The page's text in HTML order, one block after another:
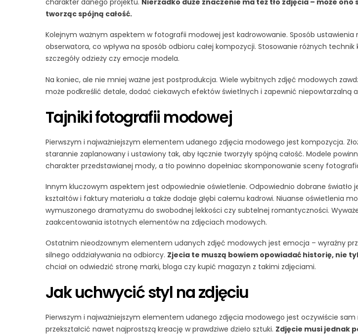
charakter danego projektu. Nierzadko duże znaczenie ma też tło zdjęcia – może
tworząc spójną całość.
Kolejnym ważnym aspektem w fotografii modowej jest kadrowowanie. Sposób
obserwatora, co wpływa na sposób odbioru całej kompozycji. Stosowanie różnych
szczegóły odzieży czy emocje modela.
Na koniec, ale nie mniej ważne jest postprodukcja. Wiele wybitnych zdjęć modowych
może podkreślić detale, dodać ciekawych efektów świetlnych i zapewnić niepowtarzalną
Tajniki fotografii modowej
Pierwszym i najważniejszym elementem udanego zdjęcia modowego jest kompozycja.
starannie zaplanowany i ustawiony tak, aby łącznie tworzyły spójną całość. Modele
charakter przedstawianej mody, a tło powinno dopełniac skomponowanie sceny
Innym kluczowym aspektem jest odpowiednie oświetlenie. Odpowiednio dobrane światło
kształtów i faktury materiału a także dodaje głębi całemu kadrowi. Niuanse oświetlenia
wymuszonego dramatyzmu do swobodnej lekkości czy subtelnej romantyczności.
zaakcentowania istotnych elementów na zdjęciach modowych.
Ostatnim nieodzownym elementem udanych zdjęć modowych jest emocja – wyraźny
silnego oddziaływania na odbiorcy. Zjecia te muszą bowiem opowiadać historię, nie
chciał on odwiedzić stronę marki, bloga czy kupić magazyn z takimi zdjęciami.
Jak uchwycić styl na zdjęciu
Pierwszym i najważniejszym elementem udanego zdjęcia modowego jest oczywiście
przekształcić nawet najprostszą kreację w prawdziwe dzieło sztuki. Zdjęcie musi jednak